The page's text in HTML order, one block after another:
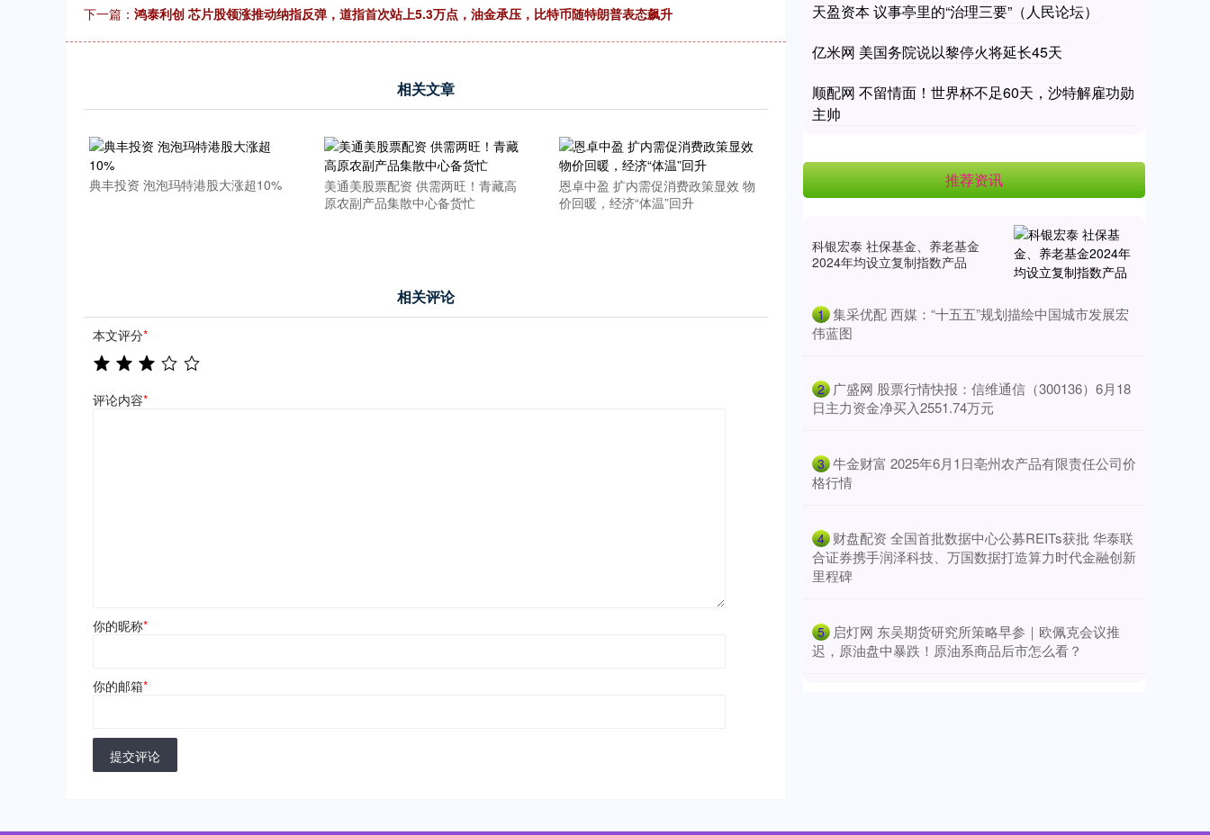
下一篇： 鸿泰利创 芯片股领涨推动纳指反弹，道指首次站上5.3万点，油金承压，比特币随特朗普表态飙升
相关文章
典丰投资 泡泡玛特港股大涨超10%
美通美股票配资 供需两旺！青藏高
原农副产品集散中心备货忙
恩卓中盈 扩内需促消费政策显效 物
价回暖，经济“体温”回升
相关评论
本文评分*
评论内容*
你的昵称*
你的邮箱*
提交评论
天盈资本 议事亭里的“治理三要”（人民论坛）
亿米网 美国务院说以黎停火将延长45天
顺配网 不留情面！世界杯不足60天，沙特解雇功勋
主帅
推荐资讯
科银宏泰 社保基金、养老基金
2024年均设立复制指数产品
1 ​集采优配 西媒：“十五五”规划描绘中国城市发展宏
伟蓝图
2 ​广盛网 股票行情快报：信维通信（300136）6月18
日主力资金净买入2551.74万元
3 ​牛金财富 2025年6月1日亳州农产品有限责任公司价
格行情
4 ​财盘配资 全国首批数据中心公募REITs获批 华泰联
合证券携手润泽科技、万国数据打造算力时代金融创新
里程碑
5 ​启灯网 东吴期货研究所策略早参｜欧佩克会议推
迟，原油盘中暴跌！原油系商品后市怎么看？